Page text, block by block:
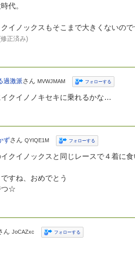
代。
イノックスもそこまで大きくないの
修正済み)
過激派さん MVWJMAM フォローする
クイノノキセキに乗れるかな…
ずさん QYIQE1M フォローする
クイノックスと同じレースで４着に
すね、おめでとう
つ☆
ん JoCAZxc フォローする